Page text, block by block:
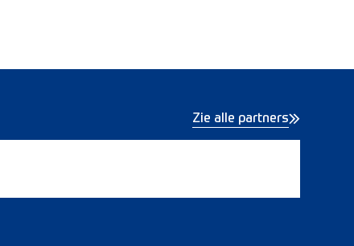
Zie alle partners